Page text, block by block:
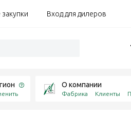
Вход для дилеров
О компании
Фабрика Клиенты